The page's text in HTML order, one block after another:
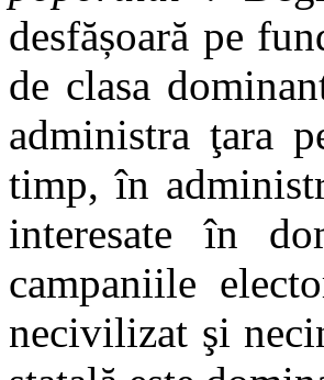
desfășoară pe
de clasa
administra ţara
timp, în
interesate în
campaniile
necivilizat şi